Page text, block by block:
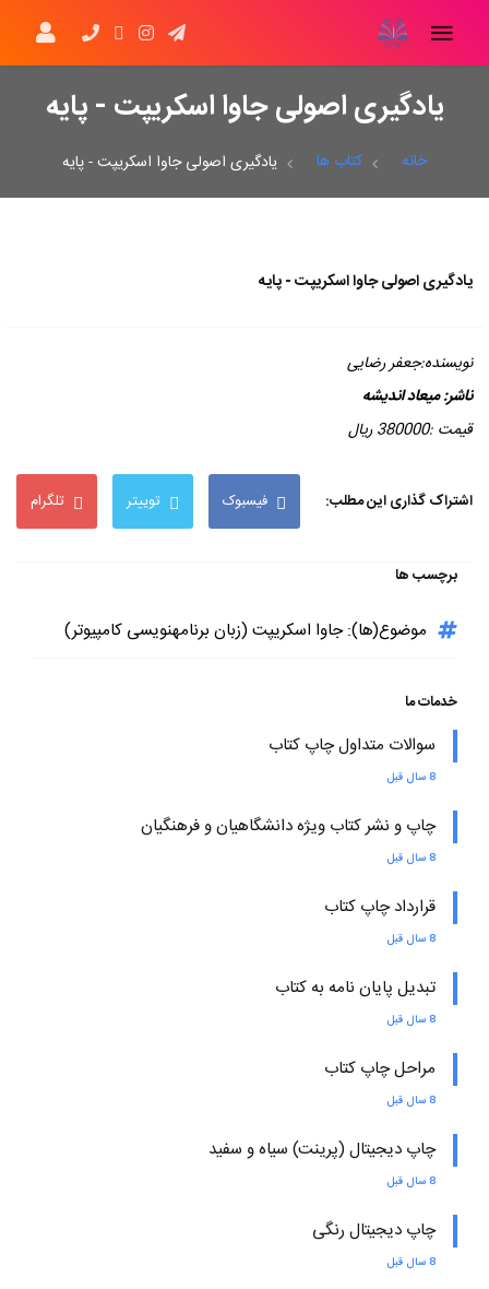
یادگیری اصولی جاوا اسکریپت - پایه
خانه کتاب ها یادگیری اصولی جاوا اسکریپت - پایه
یادگیری اصولی جاوا اسکریپت - پایه
نویسنده:جعفر رضایی
ناشر:میعاد اندیشه
قیمت :380000 ریال
اشتراک گذاری این مطلب: فیسبوک توییتر تلگرام
برچسب ها
موضوع(ها): جاوا اسکریپت (زبان برنامهنویسی کامپیوتر)
خدمات ما
سوالات متداول چاپ کتاب
8 سال قبل
چاپ و نشر کتاب ویژه دانشگاهیان و فرهنگیان
8 سال قبل
قرارداد چاپ کتاب
8 سال قبل
تبدیل پایان نامه به کتاب
8 سال قبل
مراحل چاپ کتاب
8 سال قبل
چاپ دیجیتال (پرینت) سیاه و سفید
8 سال قبل
چاپ دیجیتال رنگی
8 سال قبل